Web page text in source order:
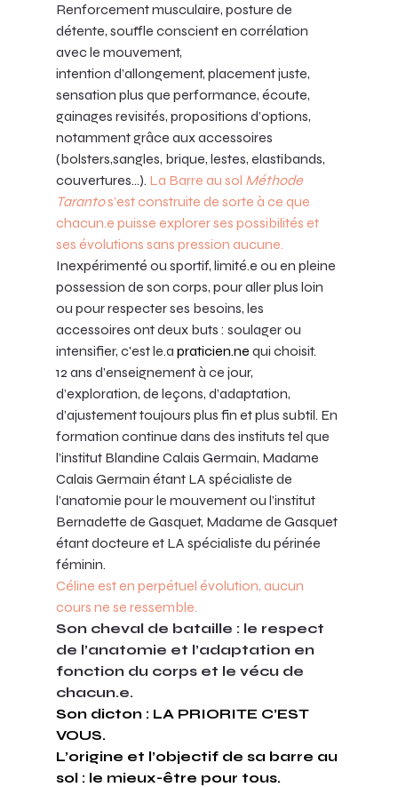
Renforcement musculaire, posture de
détente, souffle conscient en corrélation
avec le mouvement,
intention d’allongement, placement juste,
sensation plus que performance, écoute,
gainages revisités, propositions d’options,
notamment grâce aux accessoires
(bolsters,sangles, brique, lestes, elastibands,
couvertures…). La Barre au sol Méthode
Taranto s’est construite de sorte à ce que
chacun.e puisse explorer ses possibilités et
ses évolutions sans pression aucune.
Inexpérimenté ou sportif, limité.e ou en pleine
possession de son corps, pour aller plus loin
ou pour respecter ses besoins, les
accessoires ont deux buts : soulager ou
intensifier, c'est le.a praticien.ne qui choisit.
12 ans d’enseignement à ce jour,
d’exploration, de leçons, d’adaptation,
d’ajustement toujours plus fin et plus subtil. En
formation continue dans des instituts tel que
l’institut Blandine Calais Germain, Madame
Calais Germain étant LA spécialiste de
l’anatomie pour le mouvement ou l’institut
Bernadette de Gasquet, Madame de Gasquet
étant docteure et LA spécialiste du périnée
féminin.
Céline est en perpétuel évolution, aucun
cours ne se ressemble.
Son cheval de bataille : le respect
de l’anatomie et l’adaptation en
fonction du corps et le vécu de
chacun.e.
Son dicton : LA PRIORITE C’EST
VOUS.
L’origine et l’objectif de sa barre au
sol : le mieux-être pour tous.